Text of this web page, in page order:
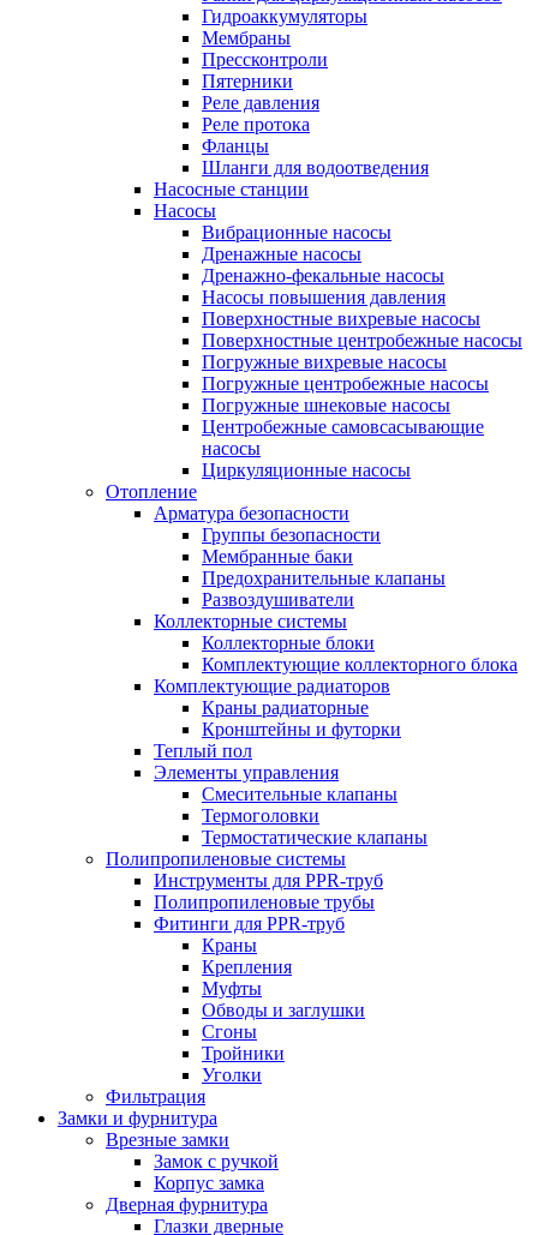
Гидроаккумуляторы
Мембраны
Прессконтроли
Пятерники
Реле давления
Реле протока
Фланцы
Шланги для водоотведения
Насосные станции
Насосы
Вибрационные насосы
Дренажные насосы
Дренажно-фекальные насосы
Насосы повышения давления
Поверхностные вихревые насосы
Поверхностные центробежные насосы
Погружные вихревые насосы
Погружные центробежные насосы
Погружные шнековые насосы
Центробежные самовсасывающие
насосы
Циркуляционные насосы
Отопление
Арматура безопасности
Группы безопасности
Мембранные баки
Предохранительные клапаны
Развоздушиватели
Коллекторные системы
Коллекторные блоки
Комплектующие коллекторного блока
Комплектующие радиаторов
Краны радиаторные
Кронштейны и футорки
Теплый пол
Элементы управления
Смесительные клапаны
Термоголовки
Термостатические клапаны
Полипропиленовые системы
Инструменты для PPR-труб
Полипропиленовые трубы
Фитинги для PPR-труб
Краны
Крепления
Муфты
Обводы и заглушки
Сгоны
Тройники
Уголки
Фильтрация
Замки и фурнитура
Врезные замки
Замок с ручкой
Корпус замка
Дверная фурнитура
Глазки дверные